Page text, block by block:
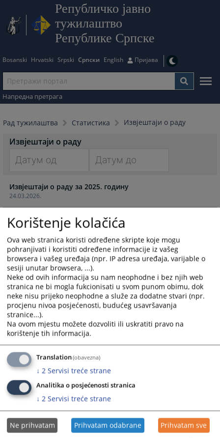
Републичко јавно
тужилаштво
Републике Српске
Bosanski Hrvatski Srpski Српски English Пријава
Напредна претрага
Рад тужилаштва Статистика Извјештаји о раду
Извјештаји о раду
forward
to
interact
with
the
calendar
and
select
a
date.
Press
the
question
mark
key
get
the
keyboard
shortcuts
changing
dates.
forward
interact
with
the
calendar
and
select
a
date.
Press
the
mark
key
get
the
keyboard
for
changing
dates.
24.03.2026.
Извјештаји о раду за 2025. годину
01.03.2025.
Извјештаји о раду за 2024. годину
03.04.2024.
Извјештаји о раду за 2023. годину
01.03.2023.
Извјештај о раду тужилаштава Републике Српске у 2022.
години
11.03.2022.
Извјештај о раду тужилаштава у Републици Српској у
2021. години
Извјештај о раду за 2018.годину
Korištenje kolačića
Ova web stranica koristi određene skripte koje mogu
pohranjivati i koristiti određene informacije iz vašeg
browsera i vašeg uređaja (npr. IP adresa uređaja, varijable o
sesiji unutar browsera, ...).
Neke od ovih informacija su nam neophodne i bez njih web
stranica ne bi mogla fukcionisati u svom punom obimu, dok
neke nisu prijeko neophodne a služe za dodatne stvari (npr.
procjenu nivoa posjećenosti, budućeg usavršavanja
stranice...).
Na ovom mjestu možete dozvoliti ili uskratiti pravo na
korištenje tih informacija.
Translation(obavezna)
↓ 2 Servisi treće strane
Analitika o posjećenosti stranica
↓ 2 Servisi treće strane
Ne prihvatam Prihvatam odabrane Prihvatam sve